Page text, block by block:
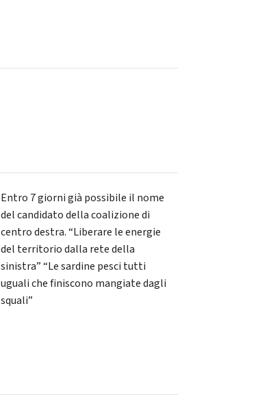
Entro 7 giorni già possibile il nome
del candidato della coalizione di
centro destra. “Liberare le energie
del territorio dalla rete della
sinistra” “Le sardine pesci tutti
uguali che finiscono mangiate dagli
squali”